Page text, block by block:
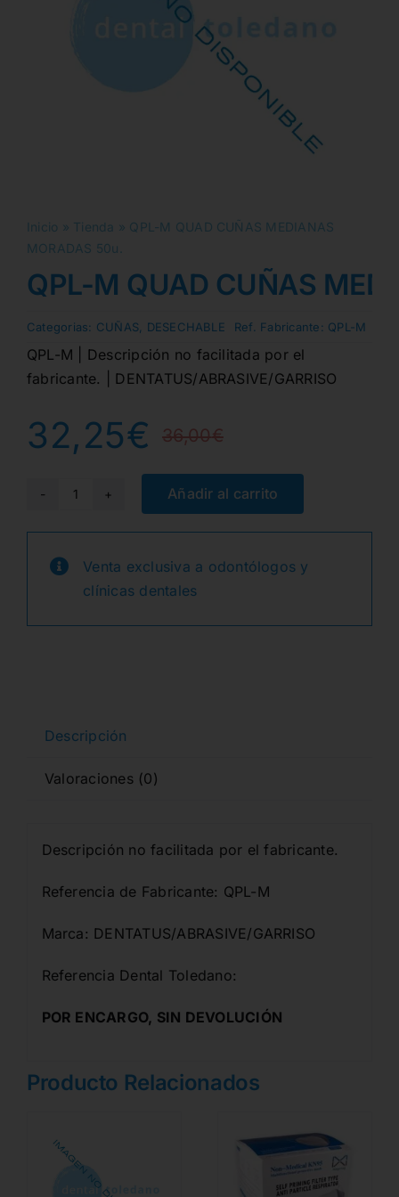
Inicio » Tienda » QPL-M QUAD CUÑAS MEDIANAS
MORADAS 50u.
QPL-M QUAD CUÑAS
Categorias: CUÑAS DESECHABLE Ref. Fabricante: QPL-M
QPL-M | Descripción no facilitada por el
fabricante. | DENTATUS/ABRASIVE/GARRISO
36,00€El
precio
original
era:
36,00€.
32,25€
El
precio
actual
es:
32,25€.
QPL-
M
CUÑAS
MEDIANAS
MORADAS
Añadir al carrito
Venta exclusiva a odontólogos y
clínicas dentales
Descripción
Valoraciones (0)
Descripción no facilitada por el fabricante.
Referencia de Fabricante: QPL-M
Marca: DENTATUS/ABRASIVE/GARRISO
Referencia Dental Toledano:
POR ENCARGO, SIN DEVOLUCIÓN
Producto Relacionados